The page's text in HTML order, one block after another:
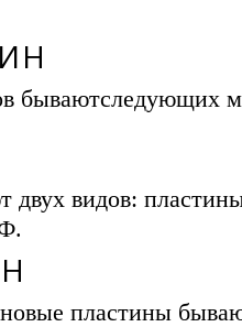
двух видов:
пластины